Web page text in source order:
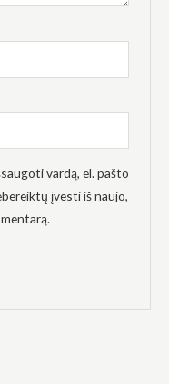
vardą, el. pašto
įvesti iš naujo,